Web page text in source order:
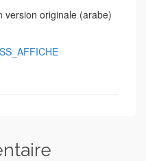
version originale (arabe)